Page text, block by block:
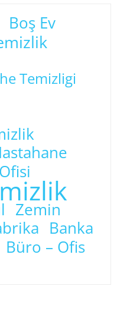
Boş Ev
Temizligi
Zemin
Banka
Büro – Ofis